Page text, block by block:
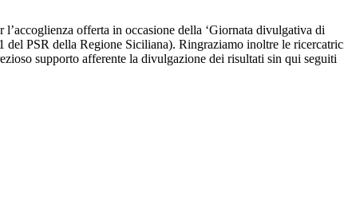
offerta in occasione della ‘Giornata divulgativa di
del PSR della Regione Siciliana). Ringraziamo inoltre le
supporto afferente la divulgazione dei risultati sin qui seguiti